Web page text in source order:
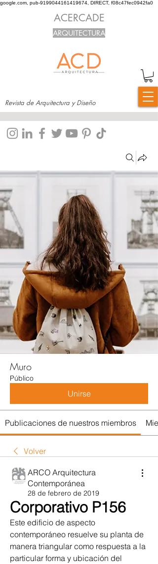
google.com, pub-9199044161419674, DIRECT, f08c47fec0942fa0
Revista de Arquitectura y Diseño
ACERCADE
ARQUITECTURA
Muro
Público
Unirse
Publicaciones de nuestros miembros
Volver
ARCO Arquitectura
Contemporánea
28 de febrero de 2019
Corporativo P156
Este edificio de aspecto
contemporáneo resuelve su planta de
manera triangular como respuesta a la
particular forma y ubicación del